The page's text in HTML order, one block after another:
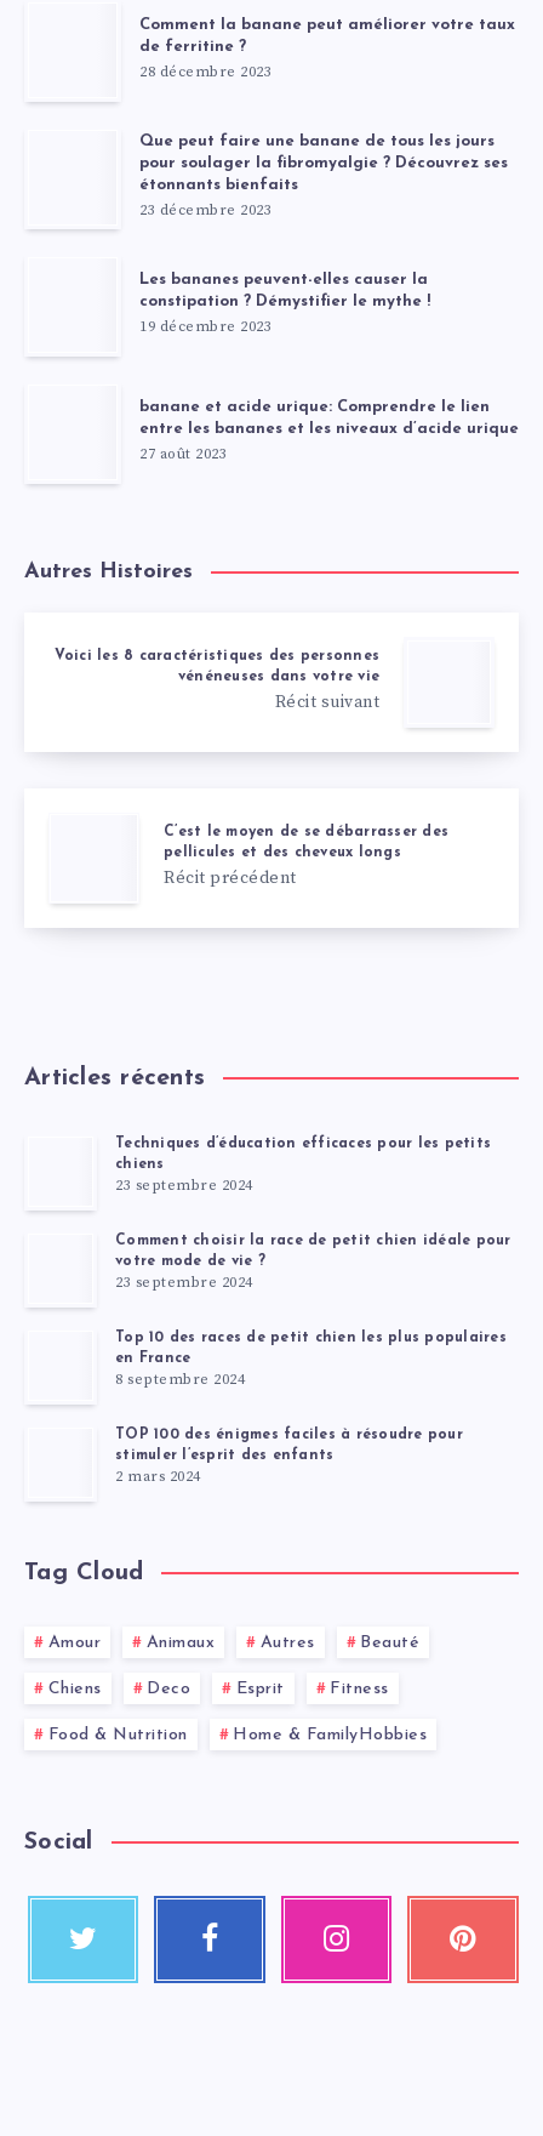
Comment la banane peut améliorer votre taux
de ferritine ?
28 décembre 2023
Que peut faire une banane de tous les jours
pour soulager la fibromyalgie ? Découvrez ses
étonnants bienfaits
23 décembre 2023
Les bananes peuvent-elles causer la
constipation ? Démystifier le mythe !
19 décembre 2023
banane et acide urique: Comprendre le lien
entre les bananes et les niveaux d’acide urique
27 août 2023
Autres Histoires
Voici les 8 caractéristiques des personnes
vénéneuses dans votre vie
Récit suivant
C’est le moyen de se débarrasser des
pellicules et des cheveux longs
Récit précédent
Articles récents
Techniques d’éducation efficaces pour les petits
chiens
23 septembre 2024
Comment choisir la race de petit chien idéale pour
votre mode de vie ?
23 septembre 2024
Top 10 des races de petit chien les plus populaires
en France
8 septembre 2024
TOP 100 des énigmes faciles à résoudre pour
stimuler l’esprit des enfants
2 mars 2024
Tag Cloud
Amour Animaux Autres Beauté
Chiens Deco Esprit Fitness
Food & Nutrition Home & FamilyHobbies
Social